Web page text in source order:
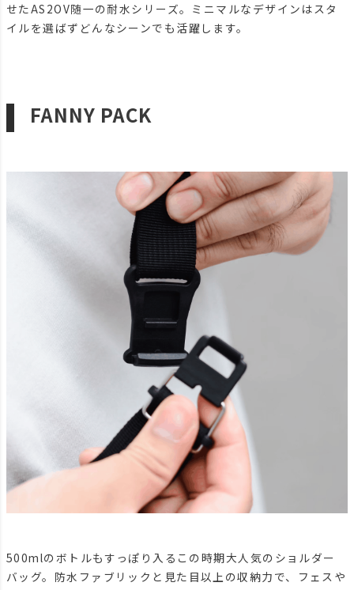
せたAS2OV随一の耐水シリーズ。ミニマルなデザインはスタ
イルを選ばずどんなシーンでも活躍します。
FANNY PACK
500mlのボトルもすっぽり入るこの時期大人気のショルダー
バッグ。防水ファブリックと見た目以上の収納力で、フェスや